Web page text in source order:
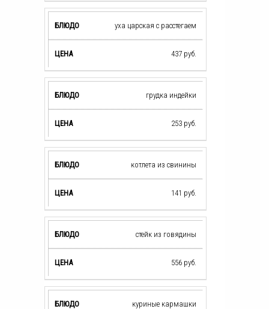
уха царская с расстегаем
437 руб.
грудка индейки
253 руб.
котлета из свинины
141 руб.
стейк из говядины
556 руб.
куриные кармашки